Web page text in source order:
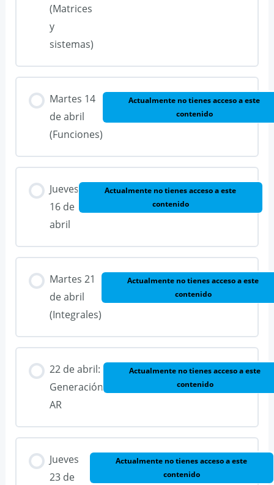
(Matrices
y
sistemas)
Martes 14
de abril
(Funciones)
Actualmente no tienes acceso a este
contenido
Jueves
16 de
abril
Actualmente no tienes acceso a este
contenido
Martes 21
de abril
(Integrales)
Actualmente no tienes acceso a este
contenido
22 de abril:
Generación
AR
Actualmente no tienes acceso a este
contenido
Jueves
23 de
Actualmente no tienes acceso a este
contenido